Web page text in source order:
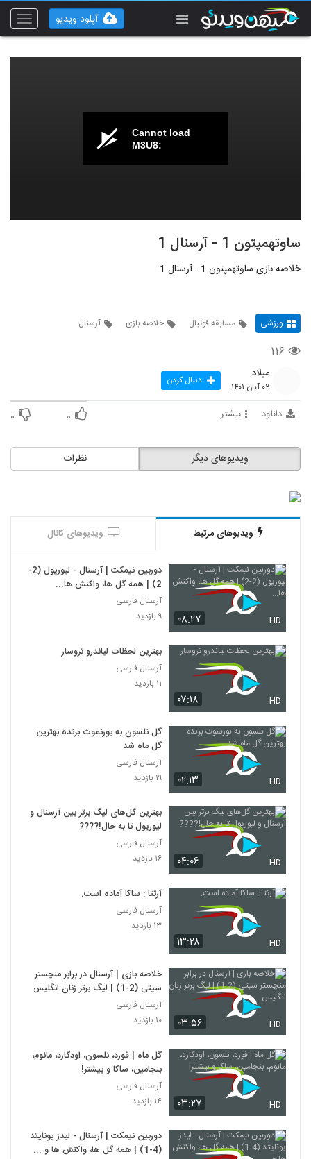
Toggle
آپلود ویدیو
Cannot load
M3U8:
ساوتهمپتون 1 - آرسنال 1
خلاصه بازی ساوتهمپتون 1 - آرسنال 1
ورزشی مسابقه فوتبال خلاصه بازی آرسنال
۱۱۶
میلاد
۰۲ آبان ۱۴۰۱ دنبال کردن
دانلود بیشتر ۰ ۰
نظرات ویدیوهای دیگر
ویدیوهای مرتبط ویدیوهای کانال
۰۸:۲۷ HD
دوربین نیمکت | آرسنال - لیورپول (2-
2) | همه گل ها، واکنش ها...
آرسنال فارسی
۹ بازدید
۰۷:۱۸ HD
بهترین لحظات لیاندرو تروسار
آرسنال فارسی
۱۱ بازدید
۰۲:۱۳ HD
گل نلسون به بورنموث برنده بهترین
گل ماه شد
آرسنال فارسی
۱۹ بازدید
۰۴:۰۶ HD
بهترین گل‌های لیگ برتر بین آرسنال و
لیورپول تا به حال!????
آرسنال فارسی
۱۶ بازدید
۱۳:۲۸ HD
آرتتا : ساکا آماده است.
آرسنال فارسی
۱۳ بازدید
۰۳:۵۶ HD
خلاصه بازی | آرسنال در برابر منچستر
سیتی (2-1) | لیگ برتر زنان انگلیس
آرسنال فارسی
۱۰ بازدید
۰۳:۲۷ HD
گل ماه | فورد، نلسون، اودگارد، مانوم،
بنجامین، ساکا و بیشتر!
آرسنال فارسی
۱۴ بازدید
دوربین نیمکت | آرسنال - لیدز یونایتد
(4-1) | همه گل ها، واکنش ها و ...